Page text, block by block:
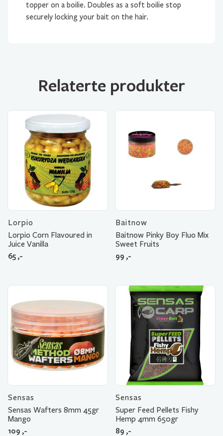
topper on a boilie. Doubles as a soft boilie stop
securely locking your bait on the hair.
Relaterte produkter
Lorpio
Lorpio Corn Flavoured in
Juice Vanilla
65 ,-
Baitnow
Baitnow Pinky Boy Fluo Mix
Sweet Fruits
99 ,-
Sensas
Sensas Wafters 8mm 45gr
Mango
109 ,-
Sensas
Super Feed Pellets Fishy
Hemp 4mm 650gr
89 ,-